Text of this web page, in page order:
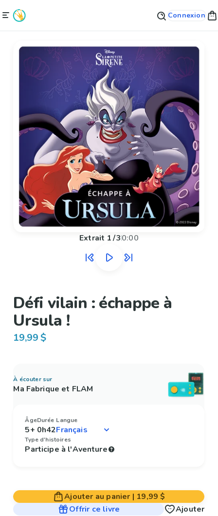
Connexion
Extrait 1/30:00
Défi vilain : échappe à
Ursula !
19,99 $
À écouter sur
Ma Fabrique et FLAM
Âge
5+
Durée
0h42
Langue
Type d'histoires
Participe à l'Aventure
Ajouter au panier | 19,99 $
Offrir ce livre
Ajouter